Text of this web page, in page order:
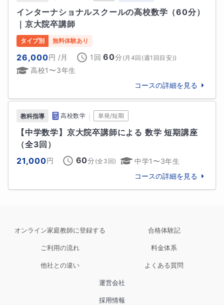
インターナショナルスクールの高校数学（60分）
｜京大院卒講師
タイプ別 無料体験あり
26,000円 /月 1回 60分 (月4回(週1回目安))
高校1〜3年生
コースの詳細を見る
教科指導 高校数学 単発/短期
【中学数学】京大院卒講師による 数学 短期講座
（全3回）
21,000円 60分 (全 3 回)
中学1〜3年生
コースの詳細を見る
オンライン家庭教師に登録する 合格体験記
ご利用の流れ 料金体系
他社との違い よくある質問
運営会社
採用情報